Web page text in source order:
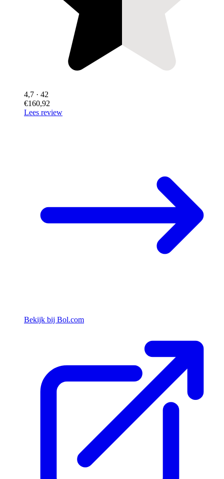
4,7 · 42
€160,92
Lees review
Bekijk bij Bol.com